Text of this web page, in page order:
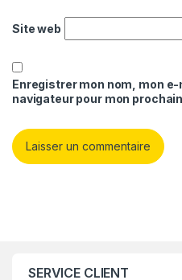
Site web
Enregistrer mon nom, mon
navigateur pour mon
SERVICE CLIENT